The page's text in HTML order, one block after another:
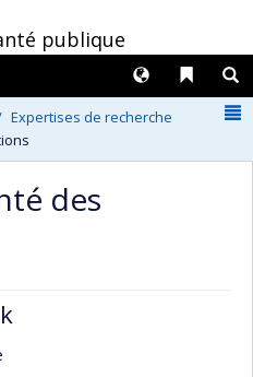
publique
Liens
Langues
Expertises de recherche
des